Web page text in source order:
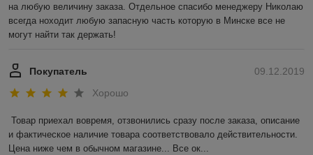
на любую величину заказа. Отдельное спасибо менеджеру Николаю
всегда ноходит любую запасную часть которую в Минске все не
могут найти так держать!
09.12.2019
Покупатель
Хорошо
Товар приехал вовремя, отзвонились сразу после заказа, описание
и фактическое наличие товара соответствовало действительности.
Цена ниже чем в обычном магазине... Все ок...